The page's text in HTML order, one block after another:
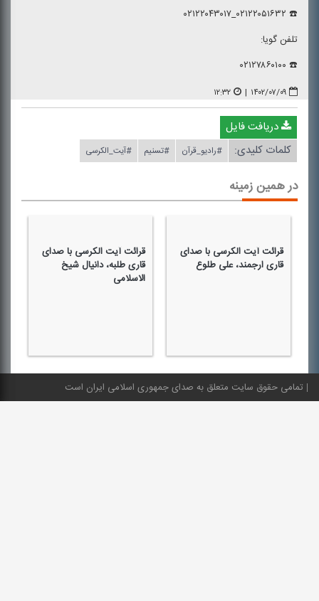
☎️ ۰۲۱۲۲۰۵۱۶۳۲_۰۲۱۲۲۰۴۳۰۱۷
تلفن گویا:
☎️ ۰۲۱۲۷۸۶۰۱۰۰
۱۴۰۲/۰۷/۰۹ | ۱۲:۳۲
دریافت فایل
کلمات کلیدی:
#رادیو_قرآن #تسنیم #آیت_الكرسی
در همین زمینه
قرائت آیت الكرسی با صدای
قاری ارجمند، علی طلوع
قرائت آیت الكرسی با صدای
قاری طلبه، دانیال شیخ
الاسلامی
تمامی حقوق سایت متعلق به صدای جمهوری اسلامی ایران است